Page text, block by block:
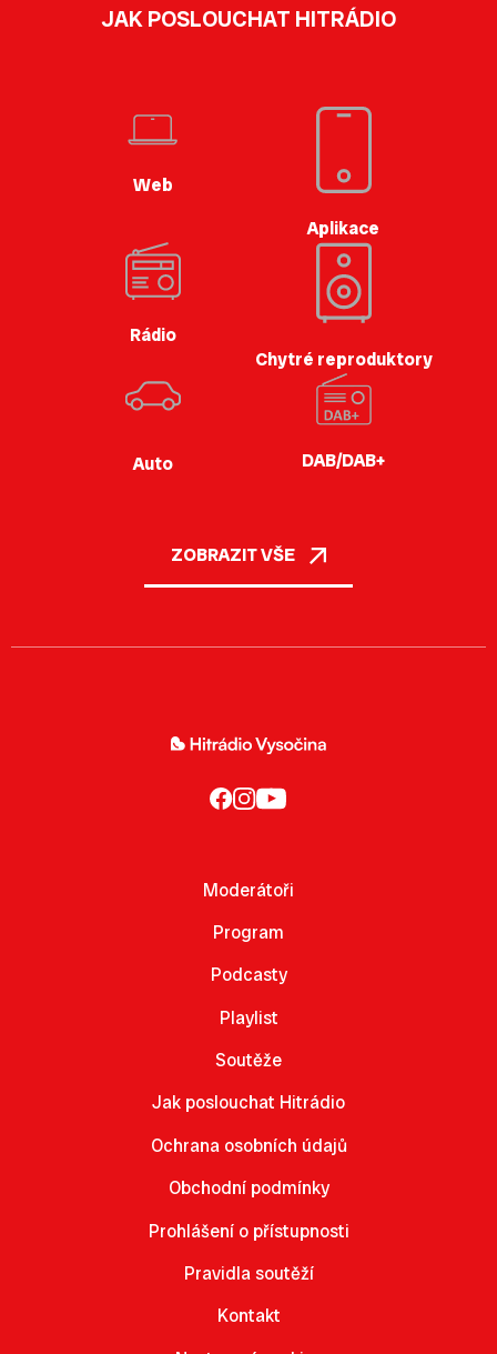
JAK POSLOUCHAT HITRÁDIO
Web
Aplikace
Rádio
Chytré reproduktory
Auto DAB/DAB+
ZOBRAZIT VŠE
Moderátoři
Program
Podcasty
Playlist
Soutěže
Jak poslouchat Hitrádio
Ochrana osobních údajů
Obchodní podmínky
Prohlášení o přístupnosti
Pravidla soutěží
Kontakt